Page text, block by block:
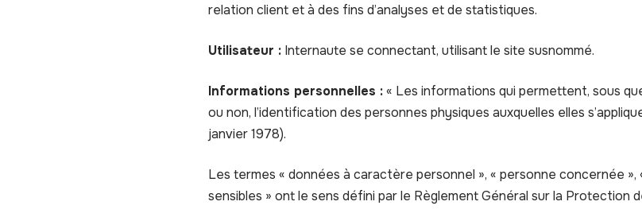
relation client et à des fins d’analyses et de statistiques.
Utilisateur : Internaute se connectant, utilisant le site susnommé.
Informations personnelles :« Les informations qui permettent, sous
ou non, l’identification des personnes physiques auxquelles elles
janvier 1978).
Les termes « données à caractère personnel », « personne concernée
sensibles » ont le sens défini par le Règlement Général sur la Protection